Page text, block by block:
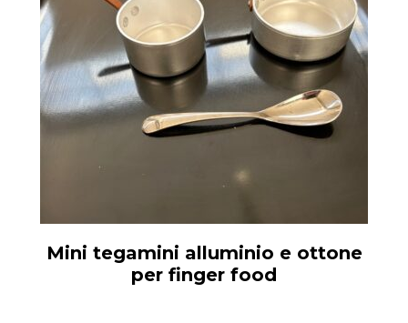
Mini tegamini alluminio e ottone
per finger food